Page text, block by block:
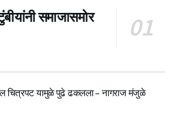
समाजासमोर
चित्रपट यामुळे पुढे ढकलला – नागराज मंजुळे